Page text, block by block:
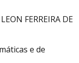
FERREIRA DE
e de